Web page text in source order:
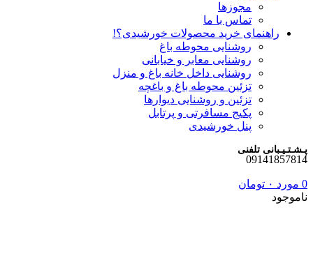
مجوزها
تماس با ما
راهنمای خرید محصولات خورشیدی؟!
روشنایی محوطه باغ
روشنایی معابر و خیابانی
روشنایی داخل خانه باغ و منزل
تزئین محوطه باغ و باغچه
تزئین و روشنایی دیوارها
پکیج مسافرتی و پرتابل
پنل خورشیدی
پـشـتـیـبانی تلفنی
09141857814
0 مورد ۰ تومان
ناموجود